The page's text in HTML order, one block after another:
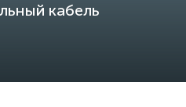
кабель